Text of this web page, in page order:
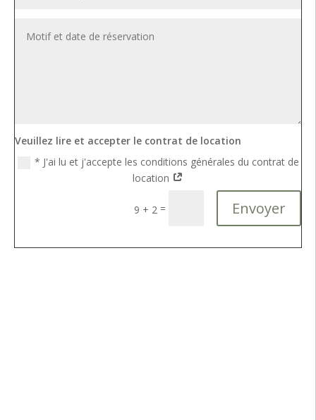
Veuillez lire et accepter le contrat de location
* J'ai lu et j'accepte les conditions générales du contrat de
location
9 + 2 = Envoyer